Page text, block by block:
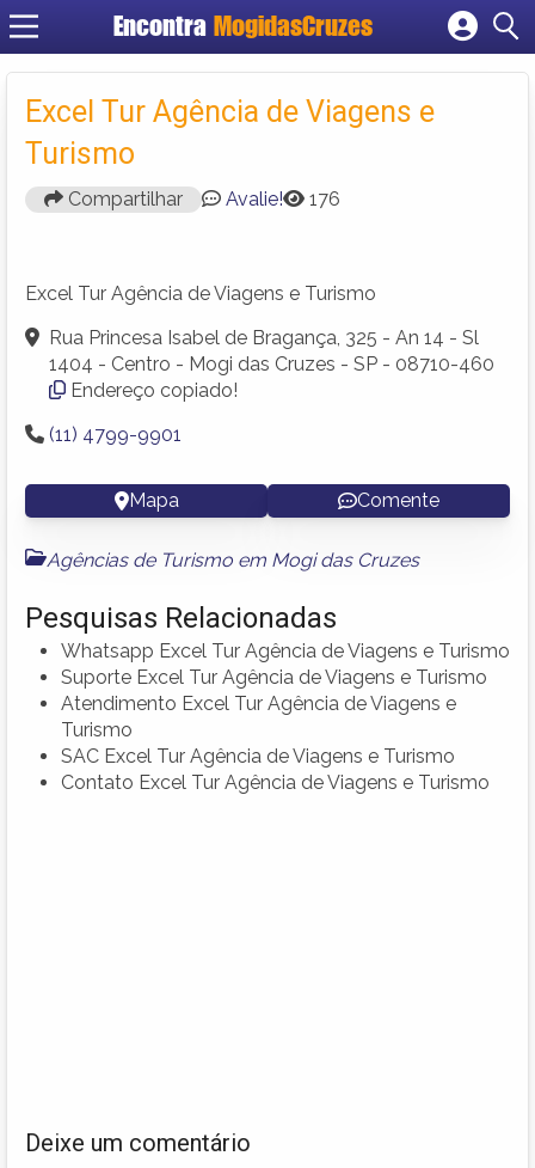
Encontra MogidasCruzes
Cadastrar empresa
Criar conta
Excel Tur Agência de Viagens e
Turismo
Compartilhar Avalie! 176
Excel Tur Agência de Viagens e Turismo
Rua Princesa Isabel de Bragança, 325 - An 14 - Sl
1404 - Centro - Mogi das Cruzes - SP - 08710-460
Endereço copiado!
(11) 4799-9901
Mapa Comente
Agências de Turismo em Mogi das Cruzes
Pesquisas Relacionadas
Whatsapp Excel Tur Agência de Viagens e Turismo
Suporte Excel Tur Agência de Viagens e Turismo
Atendimento Excel Tur Agência de Viagens e
Turismo
SAC Excel Tur Agência de Viagens e Turismo
Contato Excel Tur Agência de Viagens e Turismo
Deixe um comentário